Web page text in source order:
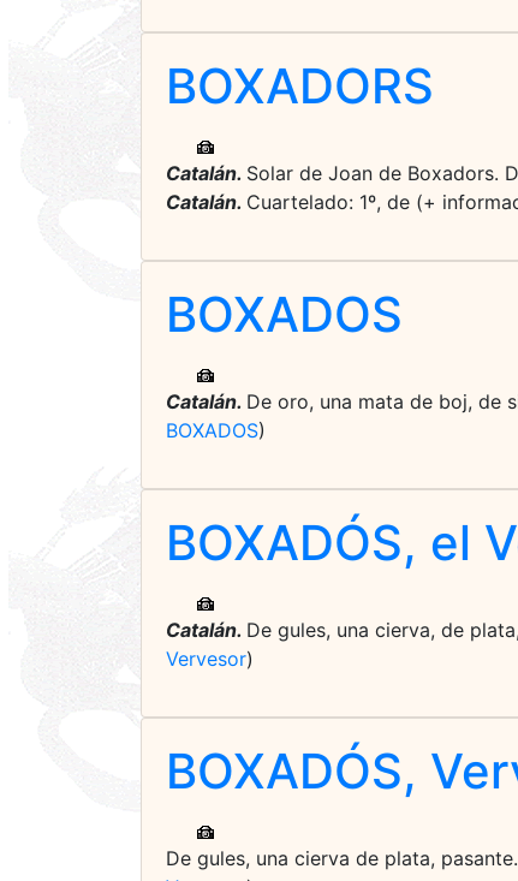
BOXADORS
Catalán. Solar de Joan de Boxadors.
Catalán. Cuartelado: 1º, de (+
BOXADOS
Catalán. De oro, una mata de boj, de
BOXADOS)
BOXADÓS, el
Catalán. De gules, una cierva, de
Vervesor)
BOXADÓS,
De gules, una cierva de plata,